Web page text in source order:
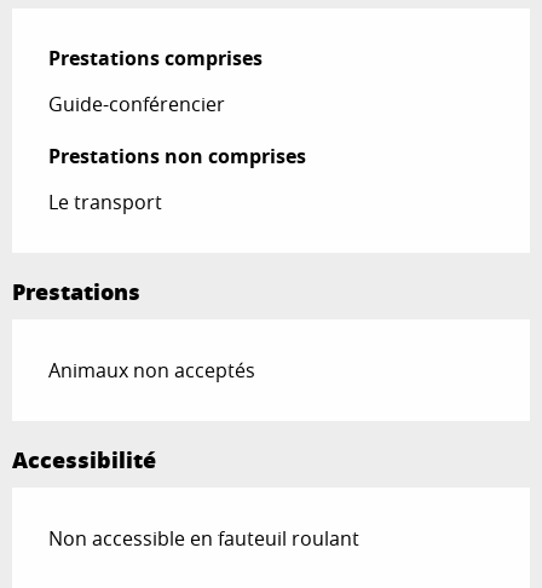
Prestations comprises
Prestations comprises
Guide-conférencier
Prestations non comprises
Prestations non comprises
Le transport
Prestations
Animaux non acceptés
Accessibilité
Non accessible en fauteuil roulant